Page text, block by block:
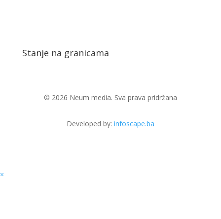
Stanje na granicama
© 2026 Neum media. Sva prava pridržana
Developed by: infoscape.ba
×